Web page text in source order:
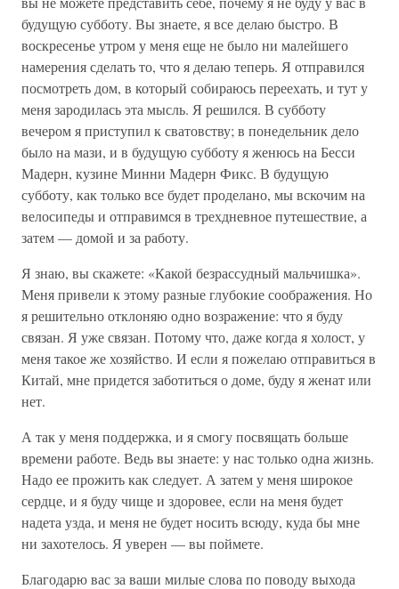
будущую субботу. Вы знаете, я все делаю быстро. В
воскресенье утром у меня еще не было ни малейшего
намерения сделать то, что я делаю теперь. Я отправился
посмотреть дом, в который собираюсь переехать, и тут у
меня зародилась эта мысль. Я решился. В субботу
вечером я приступил к сватовству; в понедельник дело
было на мази, и в будущую субботу я женюсь на Бесси
Мадерн, кузине Минни Мадерн Фикс. В будущую
субботу, как только все будет проделано, мы вскочим на
велосипеды и отправимся в трехдневное путешествие, а
затем — домой и за работу.
Я знаю, вы скажете: «Какой безрассудный мальчишка».
Меня привели к этому разные глубокие соображения. Но
я решительно отклоняю одно возражение: что я буду
связан. Я уже связан. Потому что, даже когда я холост, у
меня такое же хозяйство. И если я пожелаю отправиться в
Китай, мне придется заботиться о доме, буду я женат или
нет.
А так у меня поддержка, и я смогу посвящать больше
времени работе. Ведь вы знаете: у нас только одна жизнь.
Надо ее прожить как следует. А затем у меня широкое
сердце, и я буду чище и здоровее, если на меня будет
надета узда, и меня не будет носить всюду, куда бы мне
ни захотелось. Я уверен — вы поймете.
Благодарю вас за ваши милые слова по поводу выхода